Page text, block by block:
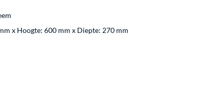
x Hoogte: 600 mm x Diepte: 270 mm